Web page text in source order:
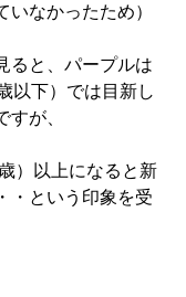
いなかったため）
ると、パープルは
以下）では目新し
すが、
）以上になると新
・という印象を受